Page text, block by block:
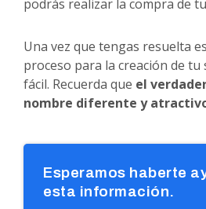
podrás realizar la compra de
Una vez que tengas resuelta
proceso para la creación de tu
fácil. Recuerda que el
nombre diferente y
Esperamos haberte
esta información.